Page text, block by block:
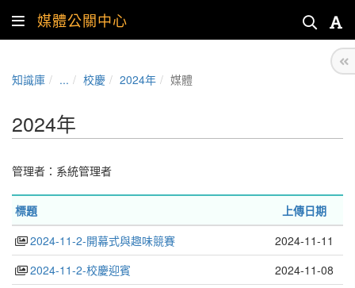
媒體公關中心
知識庫 ... 校慶 2024年 媒體
2024年
管理者： 系統管理者
標題
上傳日期
2024-11-2-開幕式與趣味競賽
2024-11-11
2024-11-2-校慶迎賓
2024-11-08